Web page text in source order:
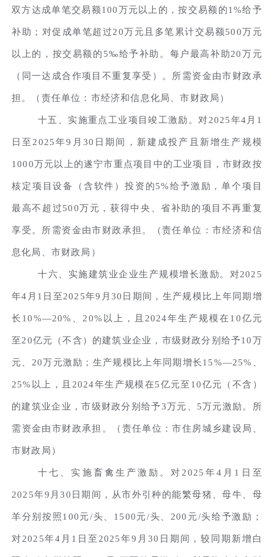
双方达成单笔交易额100万元以上的，按交易额的1%给予
补助；对促成单笔超过20万元且多笔累计交易额500万元
以上的，按交易额的5‰给予补助。每户最高补助20万元
（同一达成合作项目不重复享受）。所需资金由市财政承
担。（责任单位：市经济和信息化局、市财政局）
十五、实施重点工业项目竣工激励。对2025年4月1
日至2025年9月30日期间，新建成投产且新增生产规模
1000万元以上的遂宁市重点项目中的工业项目，市财政按
核定项目设备（含软件）投资的5%给予激励，单个项目
最高不超过500万元，获得中央、省补助的项目不再重复
享受。所需资金由市财政承担。（责任单位：市经济和信
息化局、市财政局）
十六、实施建筑业企业生产规模增长激励。对2025
年4月1日至2025年9月30日期间，生产规模比上年同期增
长10%—20%、20%以上，且2024年生产规模在10亿元
至20亿元（不含）的建筑业企业，市级财政分别给予10万
元、20万元激励；生产规模比上年同期增长15%—25%、
25%以上，且2024年生产规模在5亿元至10亿元（不含）
的建筑业企业，市级财政分别给予3万元、5万元激励。所
需资金由市财政承担。（责任单位：市住房城乡建设局、
市财政局）
十七、实施畜禽生产激励。对2025年4月1日至
2025年9月30日期间，从市外引种的能繁母猪、母牛、母
羊分别按照100元/头、1500元/头、200元/头给予激励；
对2025年4月1日至2025年9月30日期间，较同期新增白